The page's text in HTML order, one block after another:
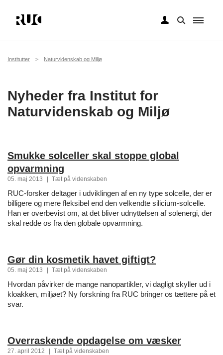
hovedindhold
Brødkrumme
Institutter Naturvidenskab og Miljø
Nyheder fra Institut for
Naturvidenskab og Miljø
Smukke solceller skal stoppe global
opvarmning
05. maj 2013 | Tæt på videnskaben
RUC-forsker deltager i udviklingen af en ny type solcelle, der er
billigere og mere fleksibel end den velkendte silicium-solcelle.
Han er overbevist om, at det bliver udnyttelsen af solenergi, der
skal redde os fra den globale opvarmning.
Gør din kosmetik havet giftigt?
05. maj 2013 | Tæt på videnskaben
Hvordan påvirker de mange nanopartikler, vi dagligt skyller ud i
kloakken, miljøet? Ny forskning fra RUC bringer os tættere på et
svar.
Overraskende opdagelse om væsker
27. april 2012 | Tæt på videnskaben